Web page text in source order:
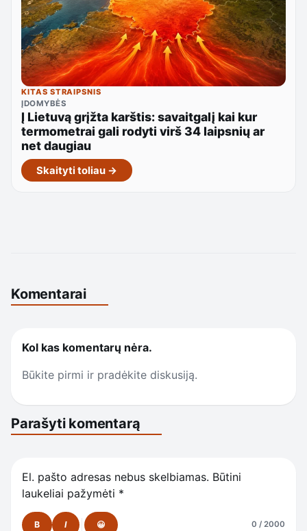
KITAS STRAIPSNIS
ĮDOMYBĖS
Į Lietuvą grįžta karštis: savaitgalį kai kur
termometrai gali rodyti virš 34 laipsnių ar
net daugiau
Skaityti toliau →
Komentarai
Kol kas komentarų nėra.
Būkite pirmi ir pradėkite diskusiją.
Parašyti komentarą
El. pašto adresas nebus skelbiamas. Būtini
laukeliai pažymėti *
B I 😀 0 / 2000